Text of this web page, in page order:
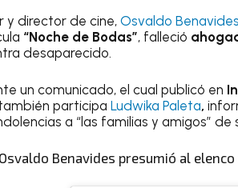
y director de cine,Osvaldo Benavides
“Noche de Bodas”, falleció
desaparecido.
un comunicado, el cual publicó en
participa Ludwika Paleta,
a “las familias y amigos” de
Osvaldo Benavides presumió al